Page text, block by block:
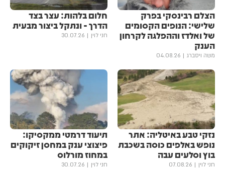
הצלם רבינסקי בפרק
שלישי: הנופים הקסומים
של ואלדז וההפלגה לקרחון
הענק
משה ויסברג 04.08.26
חלום בלהות: עצר בצד
הדרך - ונתקל ביצור מבעית
חני לוין 30.07.26
נזקי טבע באיטליה: אתר
נופש באלפים כוסה בשכבת
בוץ וסלעים עבה
חני לוין 07.08.26
תיעוד דרמטי ממקסיקו:
פיצוצי ענק במחסן זיקוקים
במחוז מורלוס
חני לוין 30.07.26